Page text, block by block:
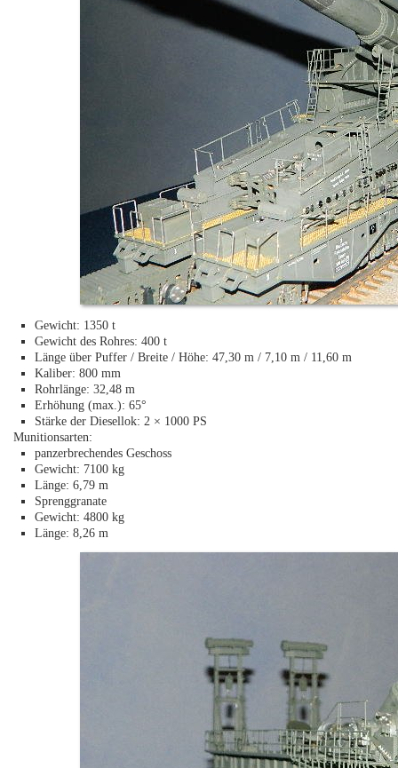
Gewicht: 1350 t
Gewicht des Rohres: 400 t
Länge über Puffer / Breite / Höhe: 47,30 m / 7,10 m / 11,60 m
Kaliber: 800 mm
Rohrlänge: 32,48 m
Erhöhung (max.): 65°
Stärke der Diesellok: 2 × 1000 PS
Munitionsarten:
panzerbrechendes Geschoss
Gewicht: 7100 kg
Länge: 6,79 m
Sprenggranate
Gewicht: 4800 kg
Länge: 8,26 m